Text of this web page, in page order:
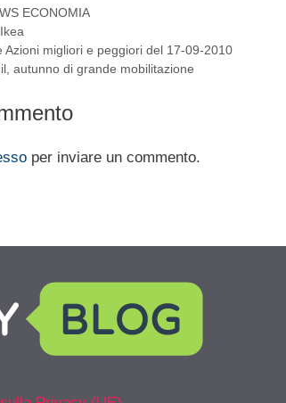
ECONOMIA
Ikea
Azioni migliori e peggiori del 17-09-2010
autunno di grande mobilitazione
per inviare un commento.